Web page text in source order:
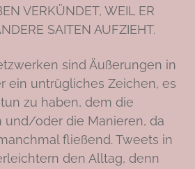
VERKÜNDET, WEIL ER
SAITEN AUFZIEHT.
sind Äußerungen in
ein untrügliches Zeichen, es
zu haben, dem die
und/oder die Manieren, da
fließend. Tweets in
den Alltag, denn